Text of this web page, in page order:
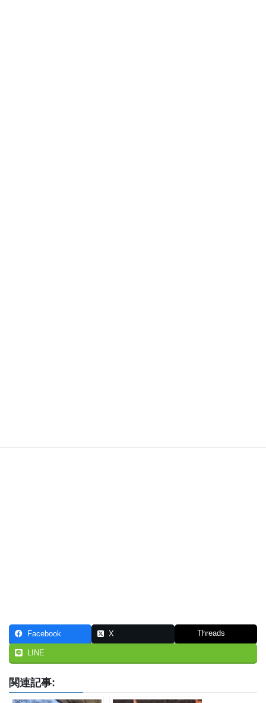
Facebook X Threads
LINE
関連記事: